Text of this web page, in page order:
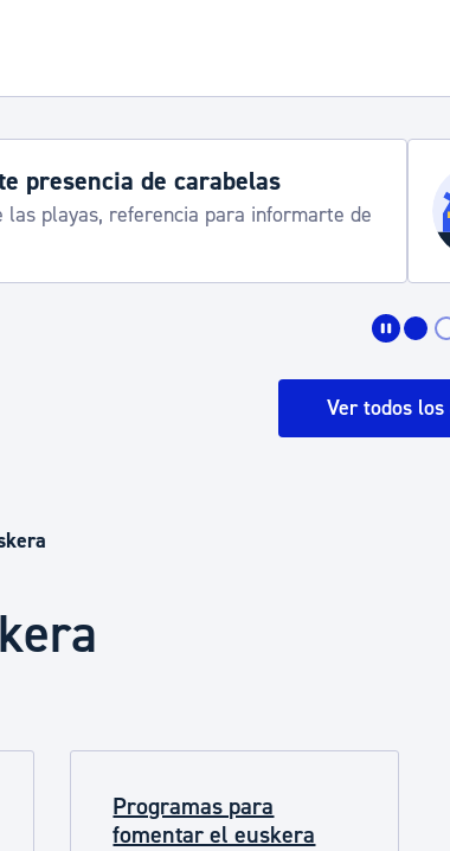
presencia de carabelas
las playas, referencia para informarte de
Ver todos
Programas para
fomentar el euskera